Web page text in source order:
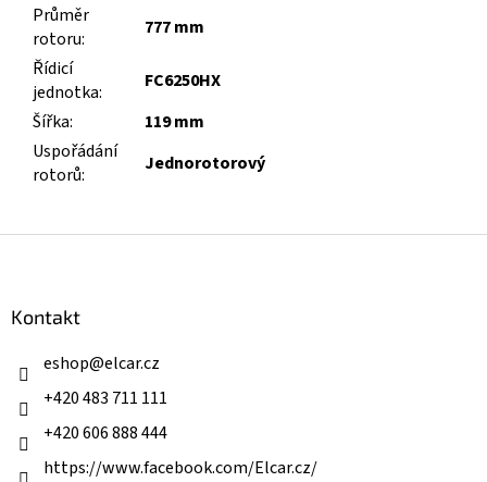
Průměr
rotoru:
777 mm
Řídicí
jednotka:
FC6250HX
Šířka:
119 mm
Uspořádání
rotorů: Jednorotorový
Kontakt
eshop@elcar.cz
+420 483 711 111
+420 606 888 444
https://www.facebook.com/Elcar.cz/